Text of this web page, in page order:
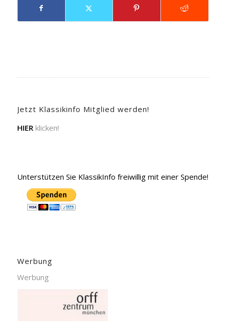
Jetzt Klassikinfo Mitglied werden!
HIER klicken!
Unterstützen Sie KlassikInfo freiwillig mit einer Spende!
Werbung
Werbung